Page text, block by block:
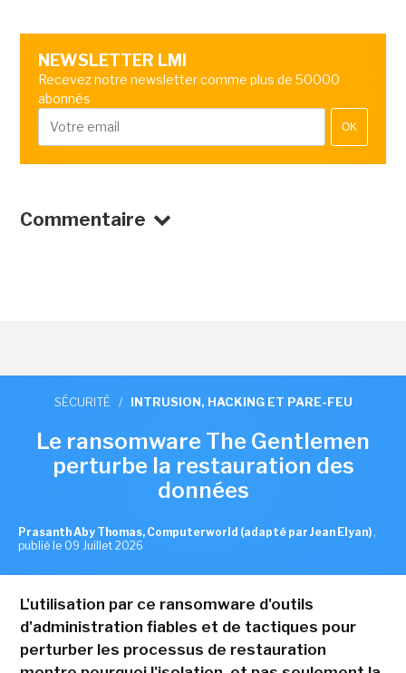
NEWSLETTER LMI
Recevez notre newsletter comme plus de 50000
abonnés
OK
Commentaire
SÉCURITÉ / INTRUSION, HACKING ET PARE-FEU
Le ransomware The Gentlemen
perturbe la restauration des
données
Prasanth Aby Thomas, Computerworld (adapté par Jean Elyan) ,
publié le 09 Juillet 2026
L'utilisation par ce ransomware d'outils
d'administration fiables et de tactiques pour
perturber les processus de restauration